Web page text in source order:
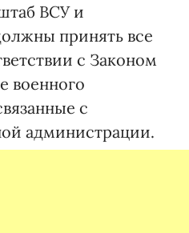
ВСУ и
принять все
с Законом
военного
с
администрации.